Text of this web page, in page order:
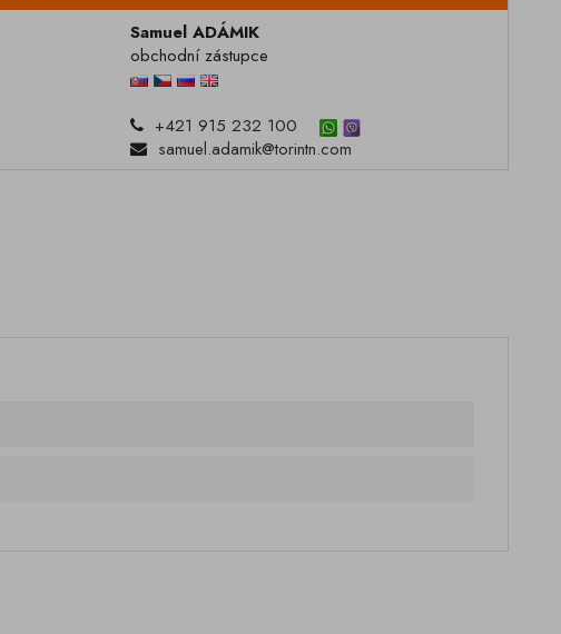
Samuel ADÁMIK
obchodní zástupce
+421 915 232 100
samuel.adamik@torintn.com